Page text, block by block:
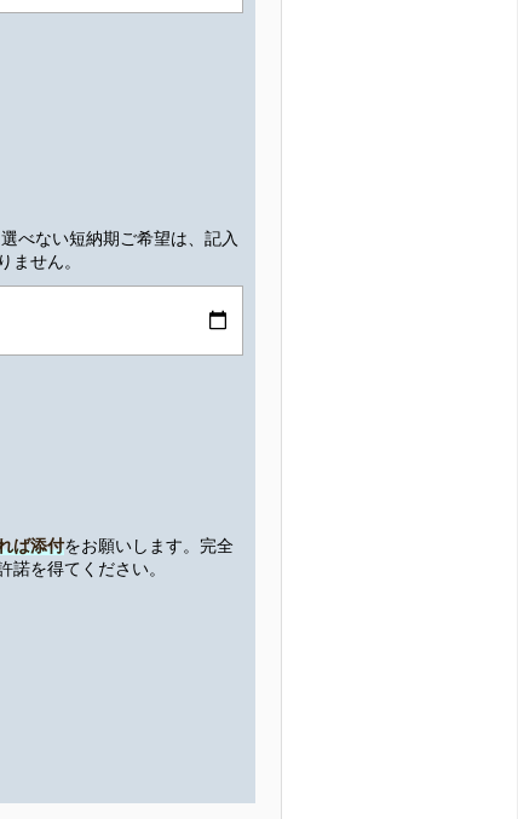
べない短納期ご希望は、記入
せん。
ば添付をお願いします。完全
を得てください。